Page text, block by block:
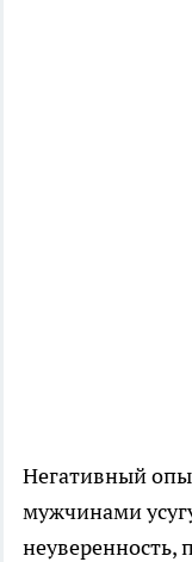
Негативный
мужчинами
неуверенность,